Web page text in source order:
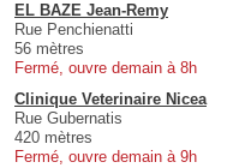
EL BAZE Jean-Remy
Rue Penchienatti
56 mètres
Fermé, ouvre demain à 8h
Clinique Veterinaire Nicea
Rue Gubernatis
420 mètres
Fermé, ouvre demain à 9h